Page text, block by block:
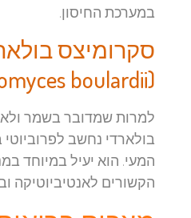
במערכת החיסון.
סקרומיצס
למרות שמדובר בשמר ולא
בולארדי נחשב לפרוביוטי
המעי. הוא יעיל במיוחד
הקשורים לאנטיביוטיקה